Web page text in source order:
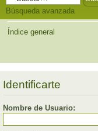
Búsqueda avanzada
Índice general
Identificarte
Nombre de Usuario: